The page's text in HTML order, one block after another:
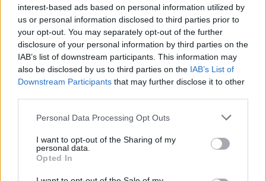
interest-based ads based on personal information utilized by
us or personal information disclosed to third parties prior to
your opt-out. You may separately opt-out of the further
disclosure of your personal information by third parties on the
IAB’s list of downstream participants. This information may
also be disclosed by us to third parties on the IAB’s List of
Downstream Participants that may further disclose it to other
Please note that this website/app uses one or more Google
not limited to your visit or usage behaviour. You may click to
grant or deny consent to Google and its third-party tags to
use your data for below specified purposes in below Google
consent section.
Personal Data Processing Opt Outs
I want to opt-out of the Sharing of my
personal data.
Opted In
Come scegliere le scarpe da running donna: comfort